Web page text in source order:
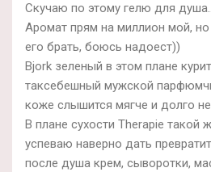
Скучаю по этому гелю для
Аромат прям на миллион мой,
его брать, боюсь надоест))
Bjork зеленый в этом плане
таксебешный мужской
коже слышится мягче и долго
В плане сухости Therapie такой
успеваю наверно дать
после душа крем, сыворотки,